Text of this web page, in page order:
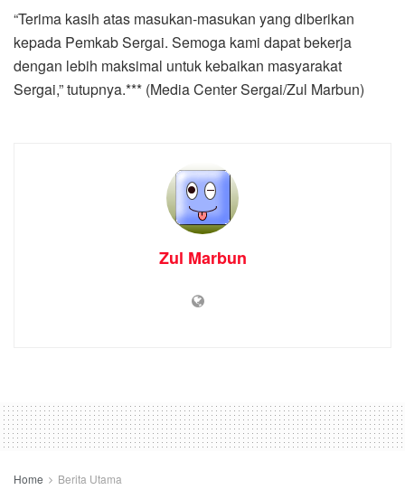
“Terima kasih atas masukan-masukan yang diberikan
kepada Pemkab Sergai. Semoga kami dapat bekerja
dengan lebih maksimal untuk kebaikan masyarakat
Sergai,” tutupnya.*** (Media Center Sergai/Zul Marbun)
Zul Marbun
Home Berita Utama